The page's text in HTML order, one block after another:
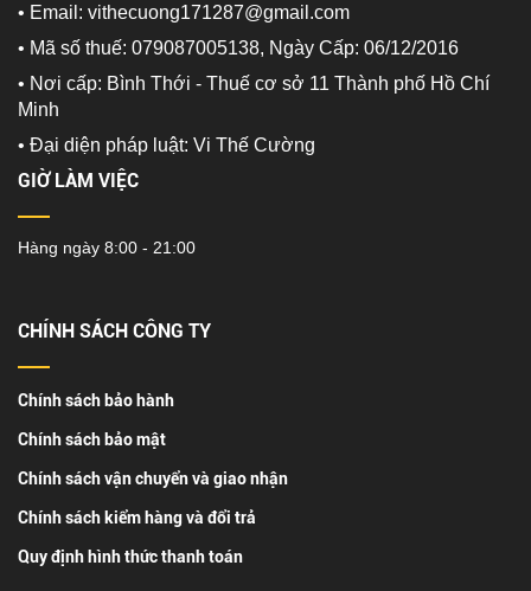
• Email: vithecuong171287@gmail.com
• Mã số thuế: 079087005138, Ngày Cấp: 06/12/2016
• Nơi cấp: Bình Thới - Thuế cơ sở 11 Thành phố Hồ Chí
Minh
• Đại diện pháp luật: Vi Thế Cường
GIỜ LÀM VIỆC
Hàng ngày 8:00 - 21:00
CHÍNH SÁCH CÔNG TY
Chính sách bảo hành
Chính sách bảo mật
Chính sách vận chuyển và giao nhận
Chính sách kiểm hàng và đổi trả
Quy định hình thức thanh toán